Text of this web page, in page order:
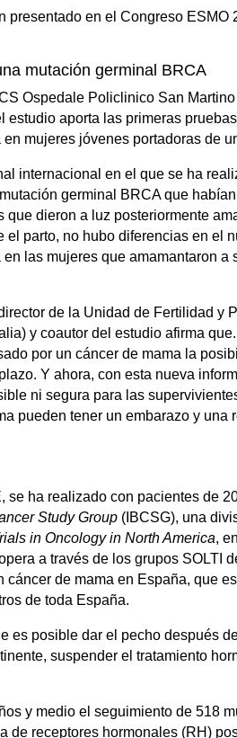
presentado en el Congreso ESMO
mutación germinal BRCA
Ospedale Policlinico San
estudio aporta las primeras
mujeres jóvenes portadoras de
internacional en el que se ha
germinal BRCA que
dieron a luz posteriormente
parto, no hubo diferencias en el
las mujeres que amamantaron a
de la Unidad de Fertilidad y
y coautor del estudio afirma
por un cáncer de mama la
Y ahora, con esta nueva
ni segura para las
pueden tener un embarazo y una
se ha realizado con pacientes de
Study Group (IBCSG), una
in Oncology in North America,
a través de los grupos SOLTI
de mama en España, que
de toda España.
es posible dar el pecho después
suspender el tratamiento
y medio el seguimiento de 518
de receptores hormonales (RH)